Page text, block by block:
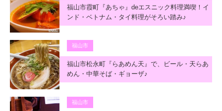
福山市霞町『あちゃ』deエスニック料理満喫！イ
ンド・ベトナム・タイ料理がそろい踏み♪
福山市
福山市松永町『らあめん天』で、ビール・天らあ
めん・中華そば・ギョーザ♪
福山市